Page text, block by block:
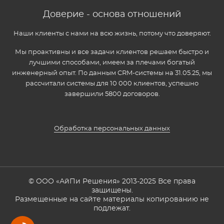
Доверие - основа отношений
Наши клиенты с нами на всю жизнь, потому что доверяют.
Мы проактивны и все задачи клиентов решаем быстро и
лучшими способами, имеем за плечами богатый
инженерный опыт. По данным CRM-системы на 31.05.25, мы
рассчитали системы для 10 000 клиентов, успешно
завершили 5800 договоров.
Обработка персональных данных
© ООО «АйПи Решения» 2013-2025 Все права
защищены.
Размещенные на сайте материалы копированию не
подлежат.